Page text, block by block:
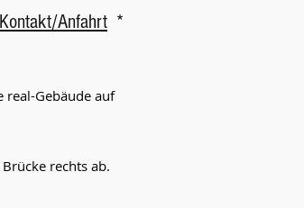
Kontakt/Anfahrt *
real-Gebäude auf
rechts ab.